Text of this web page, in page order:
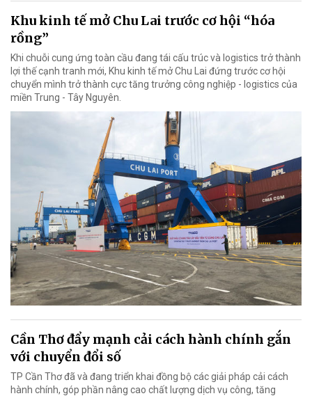
Khu kinh tế mở Chu Lai trước cơ hội “hóa
rồng”
Khi chuỗi cung ứng toàn cầu đang tái cấu trúc và logistics trở thành
lợi thế cạnh tranh mới, Khu kinh tế mở Chu Lai đứng trước cơ hội
chuyển mình trở thành cực tăng trưởng công nghiệp - logistics của
miền Trung - Tây Nguyên.
Cần Thơ đẩy mạnh cải cách hành chính gắn
với chuyển đổi số
TP Cần Thơ đã và đang triển khai đồng bộ các giải pháp cải cách
hành chính, góp phần nâng cao chất lượng dịch vụ công, tăng